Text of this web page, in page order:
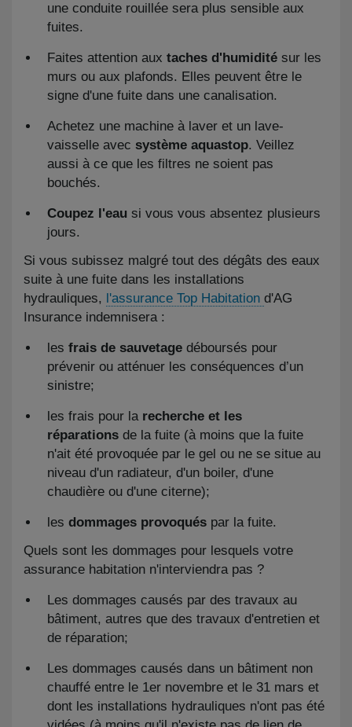
une conduite rouillée sera plus sensible aux
fuites.
Faites attention aux taches d'humidité sur les
murs ou aux plafonds. Elles peuvent être le
signe d'une fuite dans une canalisation.
Achetez une machine à laver et un lave-
vaisselle avec système aquastop. Veillez
aussi à ce que les filtres ne soient pas
bouchés.
Coupez l'eau si vous vous absentez plusieurs
jours.
Si vous subissez malgré tout des dégâts des eaux
suite à une fuite dans les installations
hydrauliques, l'assurance Top Habitation d'AG
Insurance indemnisera :
les frais de sauvetage déboursés pour
prévenir ou atténuer les conséquences d’un
sinistre;
les frais pour la recherche et les
réparations de la fuite (à moins que la fuite
n'ait été provoquée par le gel ou ne se situe au
niveau d'un radiateur, d'un boiler, d'une
chaudière ou d'une citerne);
les dommages provoqués par la fuite.
Quels sont les dommages pour lesquels votre
assurance habitation n'interviendra pas ?
Les dommages causés par des travaux au
bâtiment, autres que des travaux d'entretien et
de réparation;
Les dommages causés dans un bâtiment non
chauffé entre le 1er novembre et le 31 mars et
dont les installations hydrauliques n'ont pas été